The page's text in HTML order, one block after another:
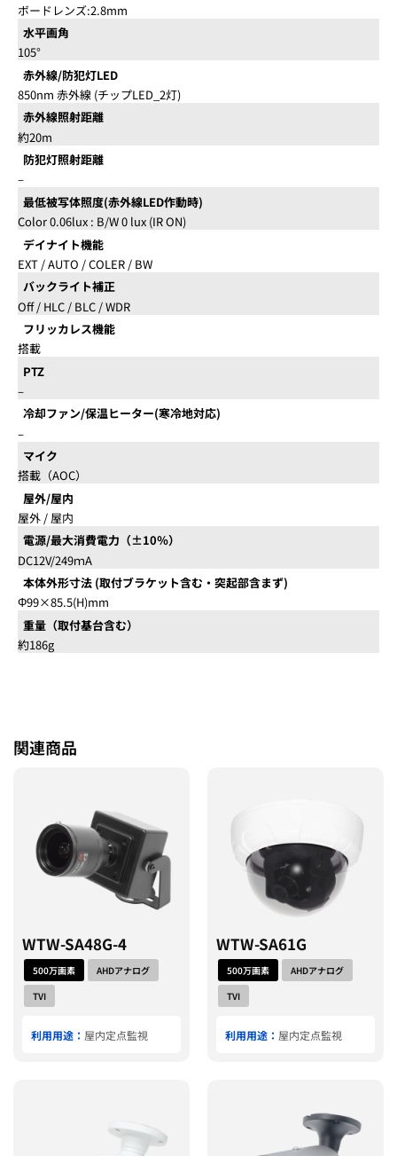
ボードレンズ:2.8mm
水平画角
105°
赤外線/防犯灯LED
850nm 赤外線 (チップLED_2灯)
赤外線照射距離
約20m
防犯灯照射距離
–
最低被写体照度(赤外線LED作動時)
Color 0.06lux : B/W 0 lux (IR ON)
デイナイト機能
EXT / AUTO / COLER / BW
バックライト補正
Off / HLC / BLC / WDR
フリッカレス機能
搭載
PTZ
–
冷却ファン/保温ヒーター(寒冷地対応)
–
マイク
搭載（AOC）
屋外/屋内
屋外 / 屋内
電源/最大消費電力（±10％）
DC12V/249ｍA
本体外形寸法 (取付ブラケット含む・突起部含まず)
Φ99×85.5(H)mm
重量（取付基台含む）
約186g
関連商品
WTW-SA48G-4
500万画素
AHDアナログ
TVI
利用用途： 屋内定点監視
WTW-SA61G
500万画素
AHDアナログ
TVI
利用用途： 屋内定点監視